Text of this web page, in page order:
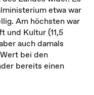
etwa war
Am höchsten war
und Kultur (11,5
auch damals
bei den
bereits einen